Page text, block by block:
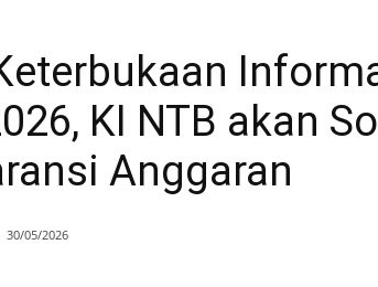
KI NTB akan
Anggaran
30/05/2026